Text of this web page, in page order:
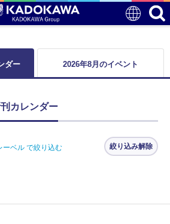
ダー 2026年8月のイベント
カレンダー
ーベル で絞り込む 絞り込み解除